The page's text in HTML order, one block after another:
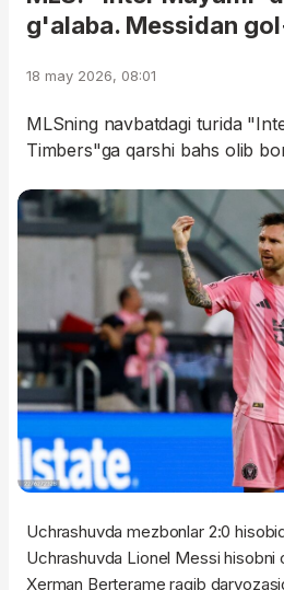
g'alaba. Messidan
18 may 2026, 08:01
MLSning navbatdagi turida
Timbers"ga qarshi bahs olib
Uchrashuvda mezbonlar 2:0
Uchrashuvda Lionel Messi
Xerman Berterame raqib